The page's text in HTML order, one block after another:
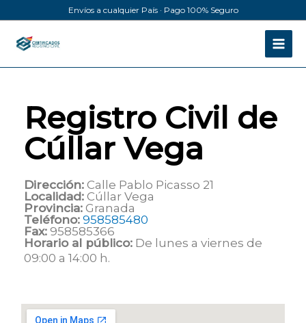
al
contenido
Envíos a cualquier País · Pago 100% Seguro
Registro Civil de
Cúllar Vega
Dirección: Calle Pablo Picasso 21
Localidad: Cúllar Vega
Provincia: Granada
Teléfono: 958585480
Fax: 958585366
Horario al público: De lunes a viernes de
09:00 a 14:00 h.